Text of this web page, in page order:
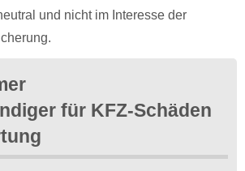
und nicht im Interesse der
für KFZ-Schäden